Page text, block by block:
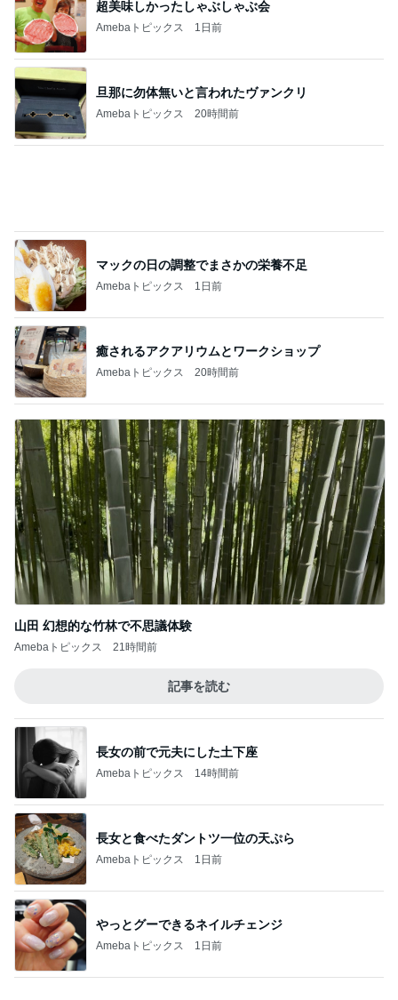
旦那に勿体無いと言われたヴァンクリ
Amebaトピックス 20時間前
癒されるアクアリウムとワークショップ
Amebaトピックス 20時間前
山田 幻想的な竹林で不思議体験
Amebaトピックス 21時間前
記事を読む
Amebaトピックス 14時間前
長女と食べたダントツ一位の天ぷら
Amebaトピックス 1日前
やっとグーできるネイルチェンジ
Amebaトピックス 1日前